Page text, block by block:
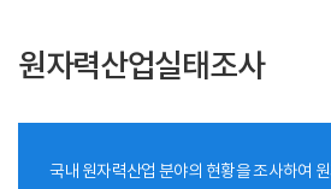
원자력산업실태조사
국내 원자력산업 분야의 현황을 조사하여